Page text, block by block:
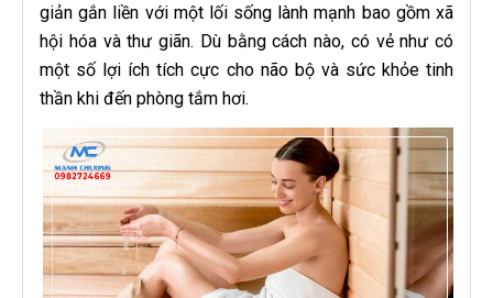
giản gắn liền với một lối sống lành mạnh bao gồm xã
hội hóa và thư giãn. Dù bằng cách nào, có vẻ như có
một số lợi ích tích cực cho não bộ và sức khỏe tinh
thần khi đến phòng tắm hơi.